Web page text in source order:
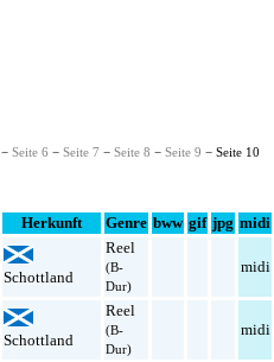
−Seite 6 −Seite 7 −Seite 8 −Seite 9 − Seite 10
Herkunft Genre bww gif jpg midi
Schottland
Reel
(B-
Dur)
midi
Schottland
Reel
(B-
Dur)
midi